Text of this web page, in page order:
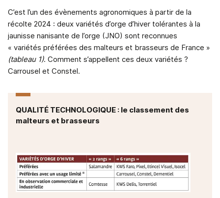
C’est l’un des évènements agronomiques à partir de la
récolte 2024 : deux variétés d’orge d’hiver tolérantes à la
jaunisse nanisante de l’orge (JNO) sont reconnues
« variétés préférées des malteurs et brasseurs de France »
(tableau 1). Comment s’appellent ces deux variétés ?
Carrousel et Constel.
QUALITÉ TECHNOLOGIQUE : le classement des
malteurs et brasseurs